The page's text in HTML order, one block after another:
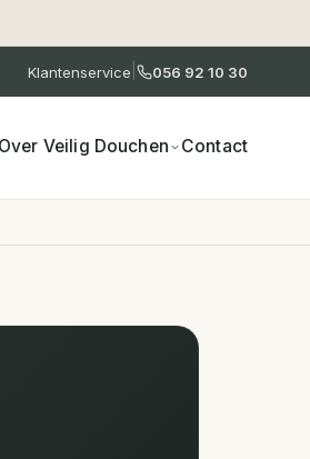
Klantenservice 056 92 10 30
Veilig Douchen Contact